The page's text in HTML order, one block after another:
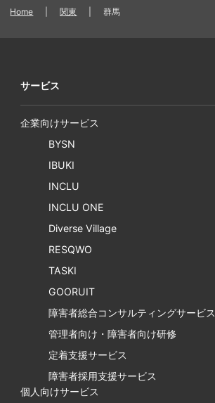
Home 関東 群馬
サービス
企業向けサービス
BYSN
IBUKI
INCLU
INCLU ONE
Diverse Village
RESQWO
TASKI
GOORUIT
障害者総合コンサルティングサービス
管理者向け・障害者向け研修
定着支援サービス
障害者採用支援サービス
個人向けサービス